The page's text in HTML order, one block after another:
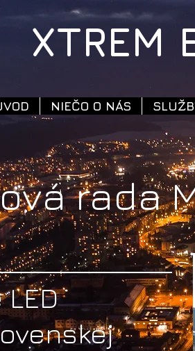
NIEČO O NÁS
rada